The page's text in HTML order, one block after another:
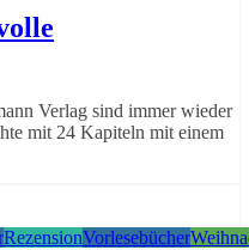
Verlag sind immer wieder
mit 24 Kapiteln mit einem
RezensionVorlesebücher